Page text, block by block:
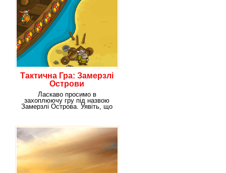
Тактична Гра: Замерзлі
Острови
Ласкаво просимо в
захоплюючу гру під назвою
Замерзлі Острова. Уявіть, що